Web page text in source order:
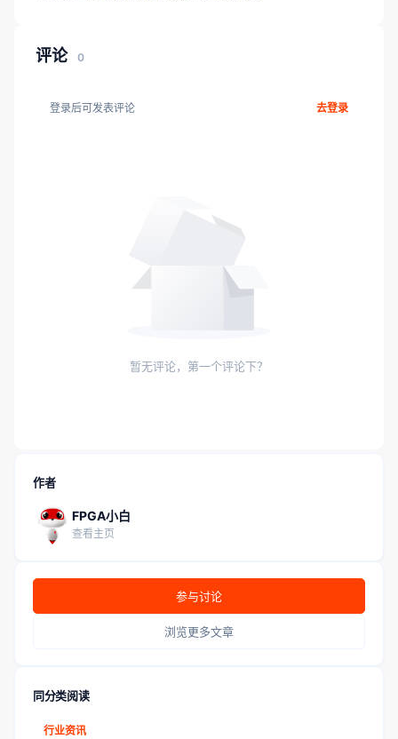
评论 0
登录后可发表评论 去登录
暂无评论，第一个评论下？
作者
FPGA小白
查看主页
参与讨论
浏览更多文章
同分类阅读
行业资讯